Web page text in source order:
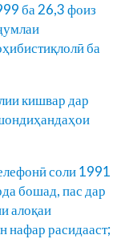
ба 26,3 фоиз
ба
кишвар дар
соли 1991
бошад, пас дар
алоқаи
нафар расидааст;